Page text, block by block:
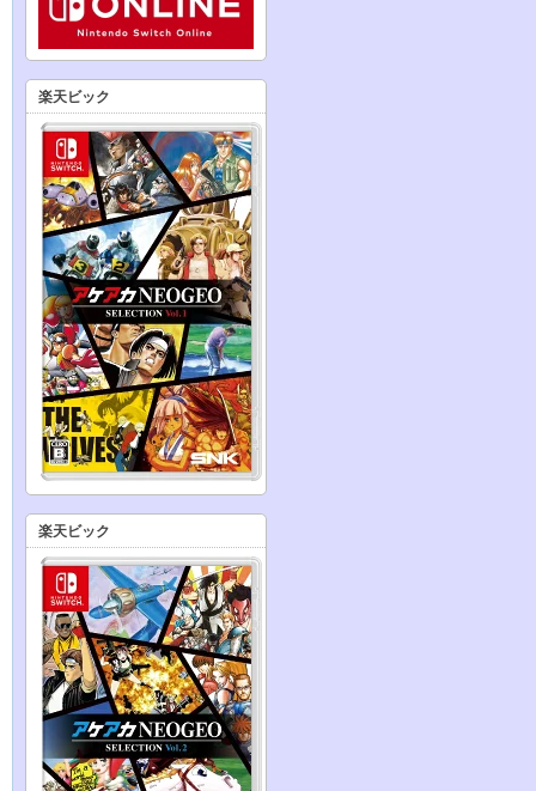
楽天ビック
楽天ビック